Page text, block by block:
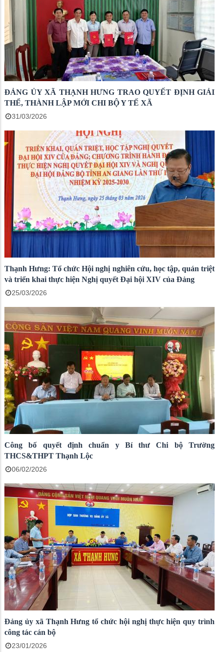
ĐẢNG ỦY XÃ THẠNH HƯNG TRAO QUYẾT ĐỊNH GIẢI
THỂ, THÀNH LẬP MỚI CHI BỘ Y TẾ XÃ
31/03/2026
Thạnh Hưng: Tổ chức Hội nghị nghiên cứu, học tập, quán triệt
và triển khai thực hiện Nghị quyết Đại hội XIV của Đảng
25/03/2026
Công bố quyết định chuẩn y Bí thư Chi bộ Trường
THCS&THPT Thạnh Lộc
06/02/2026
Đảng ủy xã Thạnh Hưng tổ chức hội nghị thực hiện quy trình
công tác cán bộ
23/01/2026